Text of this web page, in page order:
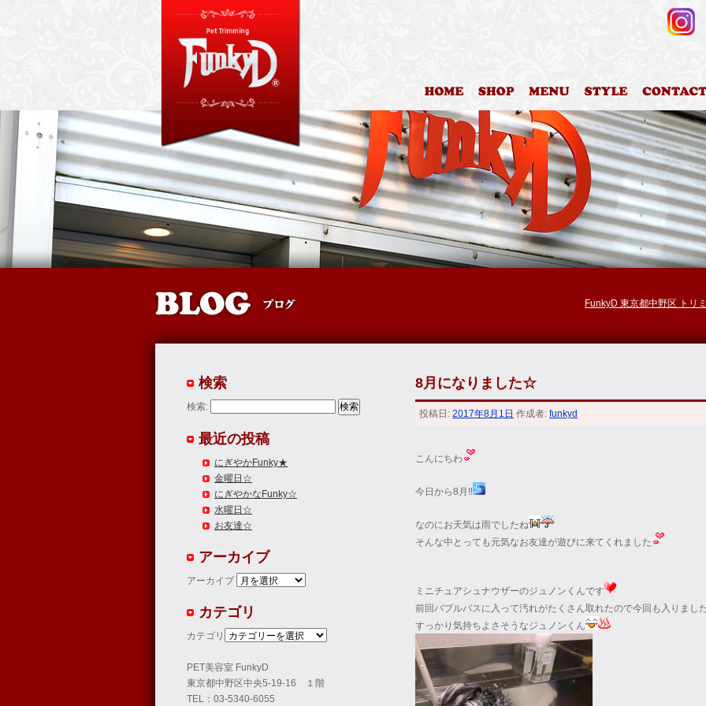
HOME 店舗案内 料金表 カットスタイル
FunkyD 東京都中野区 トリ
8月になりました☆
投稿日: 2017年8月1日 作成者: funkyd
こんにちわ
今日から8月‼
なのにお天気は雨でしたね
そんな中とっても元気なお友達が遊びに来てくれました
ミニチュアシュナウザーのジュノンくんです
前回バブルバスに入って汚れがたくさん取れたので今回も入りまし
すっかり気持ちよさそうなジュノンくん
検索
検索:
最近の投稿
にぎやかFunky★
金曜日☆
にぎやかなFunky☆
水曜日☆
お友達☆
アーカイブ
アーカイブ
カテゴリ
カテゴリ
PET美容室 FunkyD
東京都中野区中央5-19-16 １階
TEL：03-5340-6055